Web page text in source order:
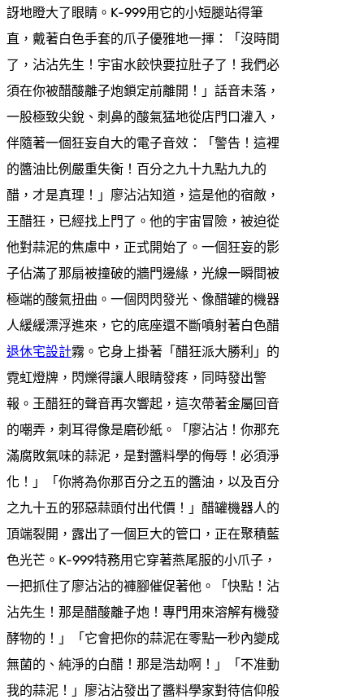
訝地瞪大了眼睛。K-999用它的小短腿站得筆
直，戴著白色手套的爪子優雅地一揮：「沒時間
了，沾沾先生！宇宙水餃快要拉肚子了！我們必
須在你被醋酸離子炮鎖定前離開！」話音未落，
一股極致尖銳、刺鼻的酸氣猛地從店門口灌入，
伴隨著一個狂妄自大的電子音效：「警告！這裡
的醬油比例嚴重失衡！百分之九十九點九九的
醋，才是真理！」廖沾沾知道，這是他的宿敵，
王醋狂，已經找上門了。他的宇宙冒險，被迫從
他對蒜泥的焦慮中，正式開始了。一個狂妄的影
子佔滿了那扇被撞破的牆門邊緣，光線一瞬間被
極端的酸氣扭曲。一個閃閃發光、像醋罐的機器
人緩緩漂浮進來，它的底座還不斷噴射著白色醋
退休宅設計霧。它身上掛著「醋狂派大勝利」的
霓虹燈牌，閃爍得讓人眼睛發疼，同時發出警
報。王醋狂的聲音再次響起，這次帶著金屬回音
的嘲弄，刺耳得像是磨砂紙。「廖沾沾！你那充
滿腐敗氣味的蒜泥，是對醬料學的侮辱！必須淨
化！」「你將為你那百分之五的醬油，以及百分
之九十五的邪惡蒜頭付出代價！」醋罐機器人的
頂端裂開，露出了一個巨大的管口，正在聚積藍
色光芒。K-999特務用它穿著燕尾服的小爪子，
一把抓住了廖沾沾的褲腳催促著他。「快點！沾
沾先生！那是醋酸離子炮！專門用來溶解有機發
酵物的！」「它會把你的蒜泥在零點一秒內變成
無菌的、純淨的白醋！那是浩劫啊！」「不准動
我的蒜泥！」廖沾沾發出了醬料學家對待信仰般